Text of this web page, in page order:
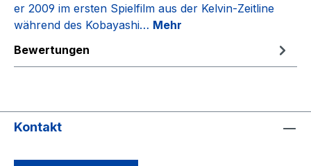
er 2009 im ersten Spielfilm aus der Kelvin-Zeitline
während des Kobayashi… Mehr
Bewertungen
Kontakt